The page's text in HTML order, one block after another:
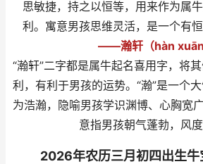
思敏捷，持之以恒等，用来作为属
利。寓意男孩思维灵活，是一个有恒
——瀚轩（hàn xuān
“瀚轩”二字都是属牛起名喜用字，将
利，有利于男孩的运势。“瀚”是一个
为浩瀚，隐喻男孩学识渊博、心胸宽广
意指男孩朝气蓬勃，风度
2026年农历三月初四出生牛